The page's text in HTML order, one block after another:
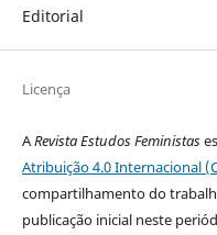
Editorial
Licença
ARevista Estudos Feministas
Atribuição 4.0 Internacional
compartilhamento do
publicação inicial neste